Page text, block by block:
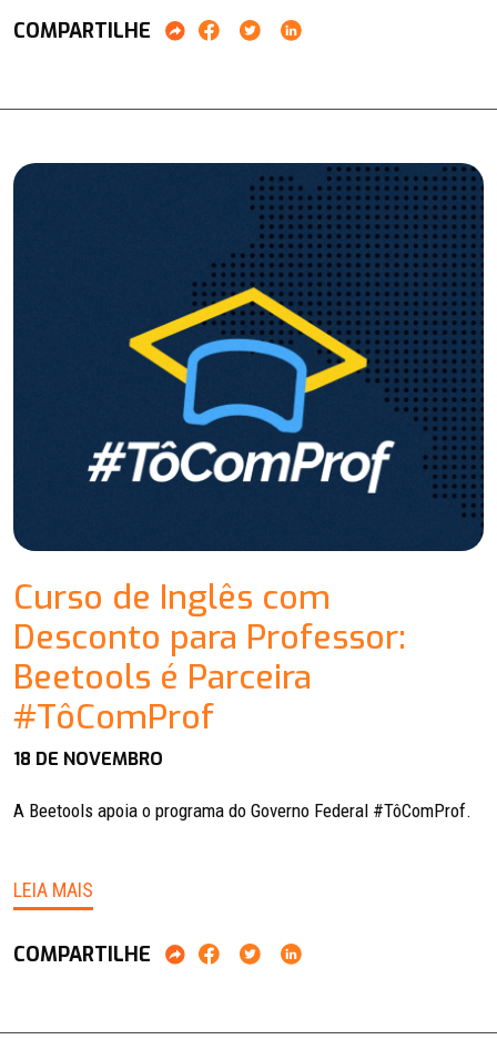
COMPARTILHE
Curso de Inglês com
Desconto para Professor:
Beetools é Parceira
#TôComProf
18 DE NOVEMBRO
A Beetools apoia o programa do Governo Federal #TôComProf.
LEIA MAIS
COMPARTILHE